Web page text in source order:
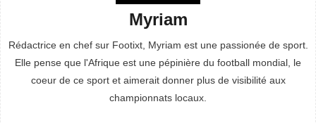
Myriam
Rédactrice en chef sur Footixt, Myriam est une passionée de sport.
Elle pense que l'Afrique est une pépinière du football mondial, le
coeur de ce sport et aimerait donner plus de visibilité aux
championnats locaux.